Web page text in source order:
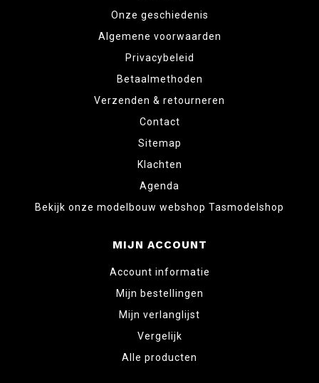
Onze geschiedenis
Algemene voorwaarden
Privacybeleid
Betaalmethoden
Verzenden & retourneren
Contact
Sitemap
Klachten
Agenda
Bekijk onze modelbouw webshop Tasmodelshop
MIJN ACCOUNT
Account informatie
Mijn bestellingen
Mijn verlanglijst
Vergelijk
Alle producten